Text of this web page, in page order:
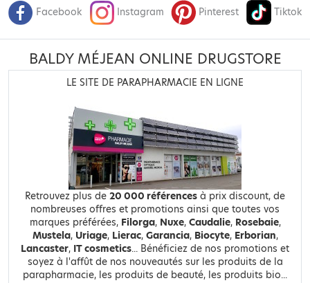
Facebook Instagram Pinterest Tiktok
BALDY MÉJEAN ONLINE DRUGSTORE
LE SITE DE PARAPHARMACIE EN LIGNE
Retrouvez plus de 20 000 références à prix discount, de
nombreuses offres et promotions ainsi que toutes vos
marques préférées, Filorga, Nuxe, Caudalie, Rosebaie,
Mustela, Uriage, Lierac, Garancia, Biocyte, Erborian,
Lancaster, IT cosmetics... Bénéficiez de nos promotions et
soyez à l'affût de nos nouveautés sur les produits de la
parapharmacie, les produits de beauté, les produits bio...